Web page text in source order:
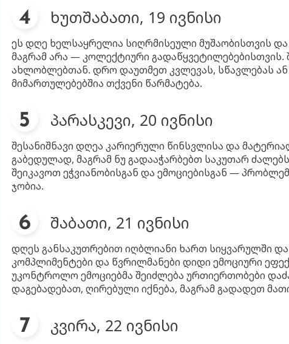
ხუთშაბათი, 19 ივნისი
ეს დღე ხელსაყრელია სიღრმისეული მუშაობისთვის
მაგრამ არა — კოლექტიური გადაწყვეტილებებისთვის.
ახლობლებთან. დრო დაუთმეთ კვლევას, სწავლებას
მიმართულებებშია თქვენი წარმატება.
პარასკევი, 20 ივნისი
შესანიშნავი დღეა კარიერული წინსვლისა და
გაბედულად, მაგრამ ნუ გადააჭარბებთ საკუთარ
შეიკავოთ ეჭვიანობისგან და ემოციებისგან —
ჯობია.
შაბათი, 21 ივნისი
დღეს განსაკუთრებით იღბლიანი ხართ სიყვარულში
კომპლიმენტები და წვრილმანები დიდი ემოციური
უკონტროლო ემოციებმა შეიძლება ურთიერთობები
დაგებადებათ, ღირებული იქნება, მაგრამ გადადეთ
კვირა, 22 ივნისი